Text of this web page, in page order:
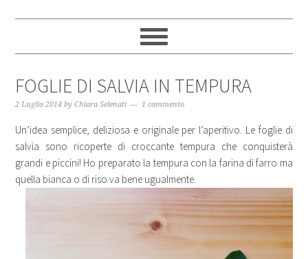
FOGLIE DI SALVIA IN TEMPURA
2 Luglio 2014 byChiara Selenati 1 commento
Un’idea semplice, deliziosa e originale per l’aperitivo. Le foglie di
salvia sono ricoperte di croccante tempura che conquisterà
grandi e piccini! Ho preparato la tempura con la farina di farro ma
quella bianca o di riso va bene ugualmente.